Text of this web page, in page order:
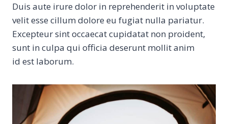
Duis aute irure dolor in reprehenderit in voluptate
velit esse cillum dolore eu fugiat nulla pariatur.
Excepteur sint occaecat cupidatat non proident,
sunt in culpa qui officia deserunt mollit anim
id est laborum.